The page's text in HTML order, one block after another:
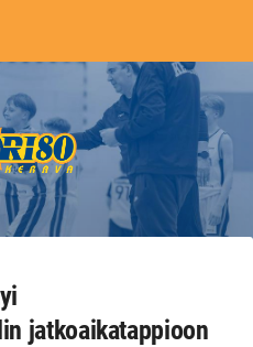
Keravan Kori-80 ry
jatkoaikatappioon